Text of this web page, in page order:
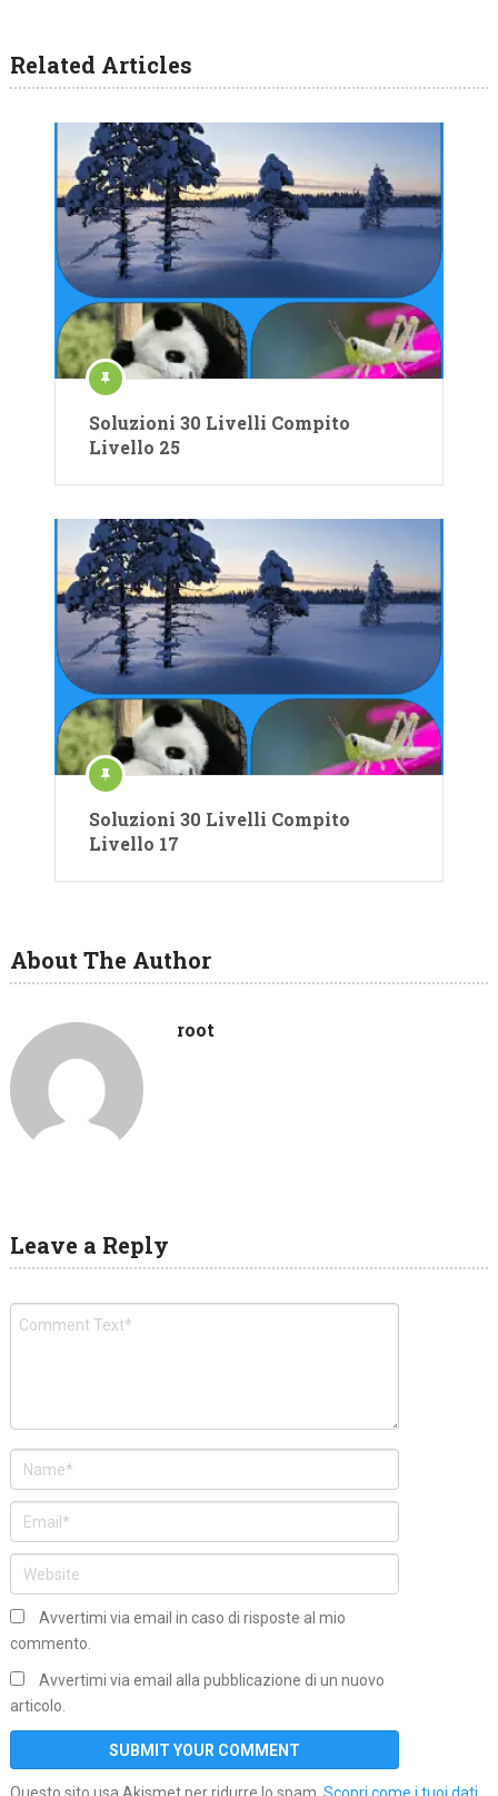
Related Articles
Soluzioni 30 Livelli Compito
Livello 25
Soluzioni 30 Livelli Compito
Livello 17
About The Author
root
Leave a Reply
Avvertimi via email in caso di risposte al mio
commento.
Avvertimi via email alla pubblicazione di un nuovo
articolo.